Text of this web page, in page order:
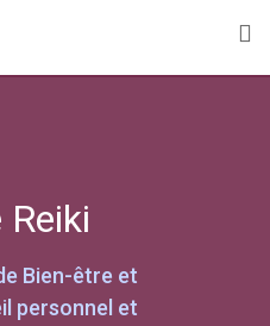
Bien-être et
personnel et